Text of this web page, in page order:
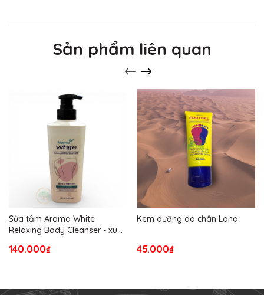
Sản phẩm liên quan
Sửa tắm Aroma White
Relaxing Body Cleanser - xuất
140.000₫
Kem dưỡng da chân Lana
45.000₫